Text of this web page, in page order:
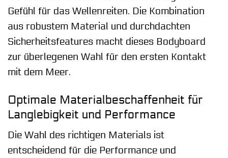
Gefühl für das Wellenreiten. Die Kombination
aus robustem Material und durchdachten
Sicherheitsfeatures macht dieses Bodyboard
zur überlegenen Wahl für den ersten Kontakt
mit dem Meer.
Optimale Materialbeschaffenheit für
Langlebigkeit und Performance
Die Wahl des richtigen Materials ist
entscheidend für die Performance und